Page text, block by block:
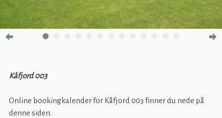
Kåfjord 003
Online bookingkalender for Kåfjord 003 finner du nede på
denne siden.